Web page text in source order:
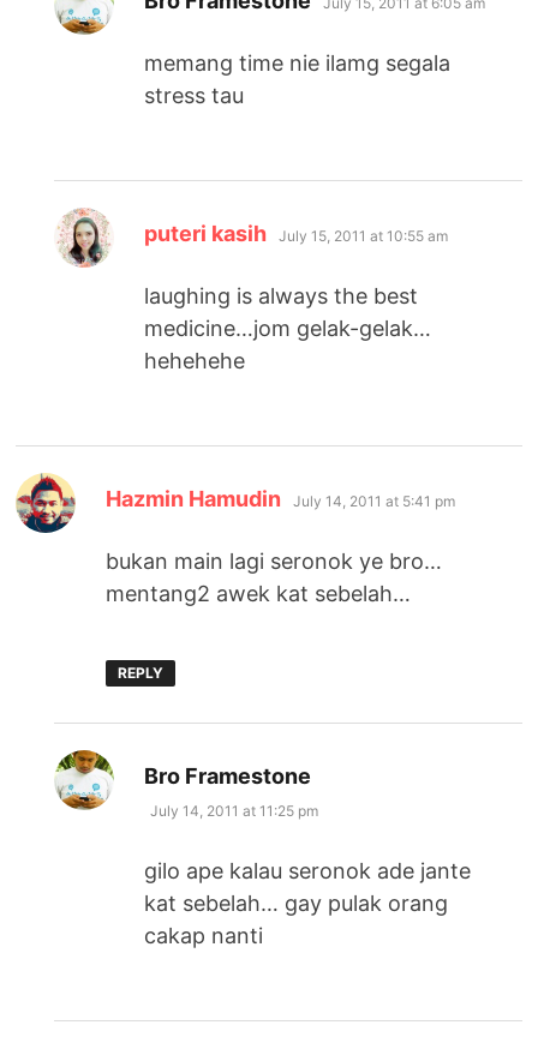
memang time nie ilamg segala
stress tau
puteri kasih says:
July 15, 2011 at 10:55 am
laughing is always the best
medicine…jom gelak-gelak…
hehehehe
Hazmin Hamudin says:
July 14, 2011 at 5:41 pm
bukan main lagi seronok ye bro…
mentang2 awek kat sebelah…
REPLY
Bro Framestone
July 14, 2011 at 11:25 pm
gilo ape kalau seronok ade jante
kat sebelah… gay pulak orang
cakap nanti